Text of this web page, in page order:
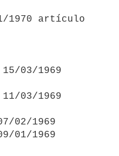
03/1969
03/1969
02/1969
01/1969